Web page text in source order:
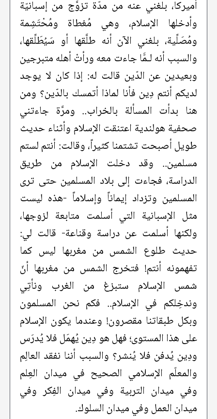
أميركا، بلغني عنه من مدّة تزوَّج من إسبانيّة
وأدخلها الإسلام، وهي مُغطاة ومُحْتَشِمة
ومُصَلِّية، بلغني الآن أنه طلَّقها أو سَيُطَلِّقها،
والسبب أنه لـمَّا جاءت معه ورأتْ أهله متبرجين
وبعيدين عن الدّين قالت له: إذا كان لا يوجد
لديكم أنتم دِين فأنا لماذا أتمسك بالدّين؟ ومن
هنا بدأت المسألة بالخراب.. ومرَّة جاءتني
صحفية هولندية اعتنقت الإسلام وأثناء حديث
طويل أصبحت تشتمنا كثيراً، وقالت: أنتم لستم
مسلمين.. وقد دخلت الإسلام من طريق
الدراسة، فجاءت إلى بلاد المسلمين حتى ترى
المسلمين وتزداد إيماناً وإسلاماً -هذه ليست
مثل الإسبانية التي أسلمت متابعة لزوجها،
ولكنها أسلمت عن دراسة وقناعة- قالت لي:
حديث طلوع الشمس من مغربها ليس كما
تفهمونه أنتم! فتخرج الشمس من مغربها أنّ
شمس الإسلام ستبزغ من الغرب ونأتِي
وندخِلكم في الإسلام.. فكم نحن المسلمون
وبكل طبقاتنا مقصرون! وعندما يكون الإسلام
على هذا المستوى؛ فهل هو دِين يُهمَل فلا يُدرَس
ودِين يُدفن فلا يُنشر؟ والسبب أننا نفقد العالِم
والمعلّم الإسلامي الصحيح في ميدان العِلم
وفي ميدان التربية وفي ميدان الفِكر وفي
ميدان العمل وفي ميدان السلوك.